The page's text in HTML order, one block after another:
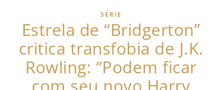
SÉRIE
Estrela de “Bridgerton”
critica transfobia de J.K.
Rowling: “Podem ficar